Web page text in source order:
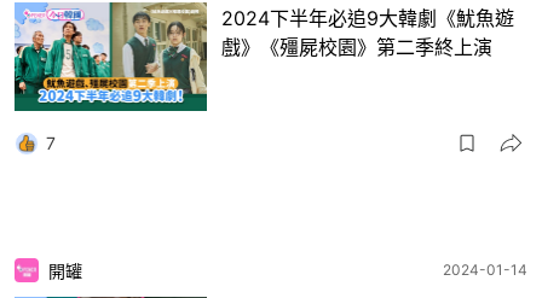
2024下半年必追9大韓劇《魷魚遊
戲》《殭屍校園》第二季終上演
7
開罐 2024-01-14